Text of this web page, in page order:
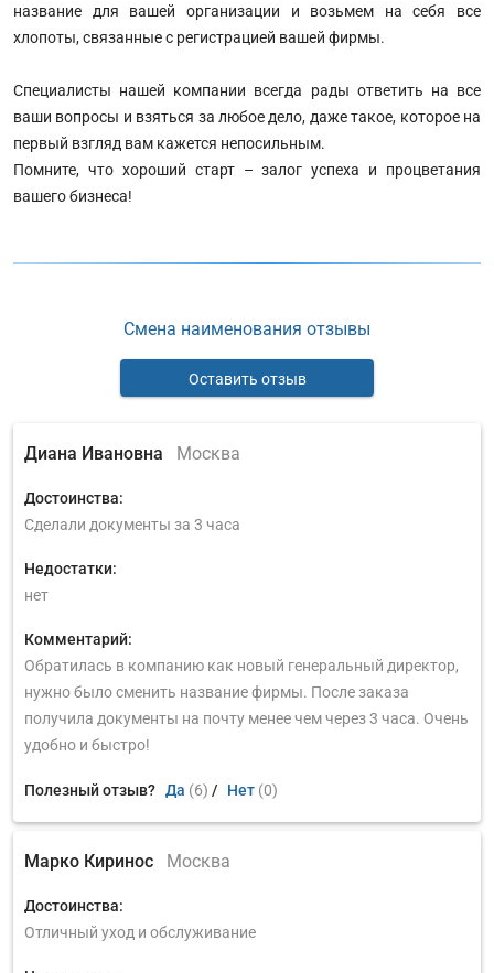
название для вашей организации и возьмем на себя все
хлопоты, связанные с регистрацией вашей фирмы.
Специалисты нашей компании всегда рады ответить на все
ваши вопросы и взяться за любое дело, даже такое, которое на
первый взгляд вам кажется непосильным.
Помните, что хороший старт – залог успеха и процветания
вашего бизнеса!
Смена наименования отзывы
Оставить отзыв
Полезный отзыв? Да (6) / Нет (0)
Диана Ивановна Москва
Достоинства:
Сделали документы за 3 часа
Недостатки:
нет
Комментарий:
Обратилась в компанию как новый генеральный директор,
нужно было сменить название фирмы. После заказа
получила документы на почту менее чем через 3 часа. Очень
удобно и быстро!
Марко Киринос Москва
Достоинства:
Отличный уход и обслуживание